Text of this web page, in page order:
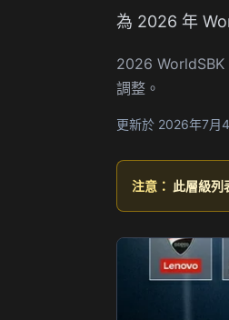
為 2026 年
2026 WorldSBK
調整。
更新於 2026年7月
注意： 此層級列